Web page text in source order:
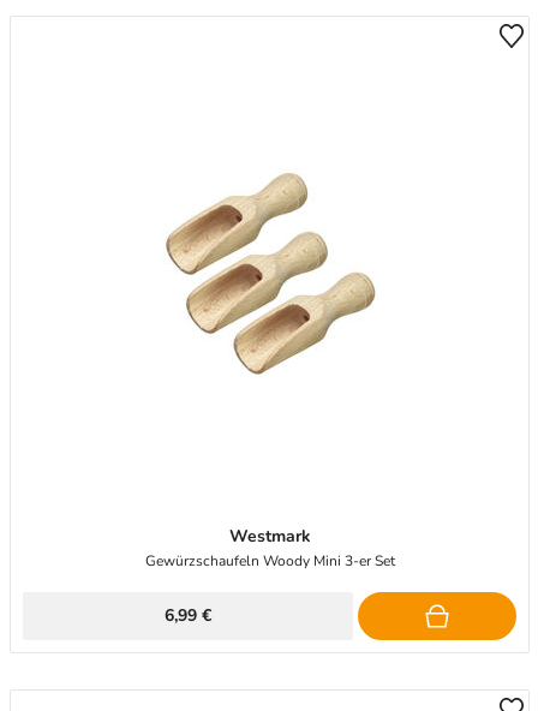
Westmark
Gewürzschaufeln Woody Mini 3-er Set
6,99 €